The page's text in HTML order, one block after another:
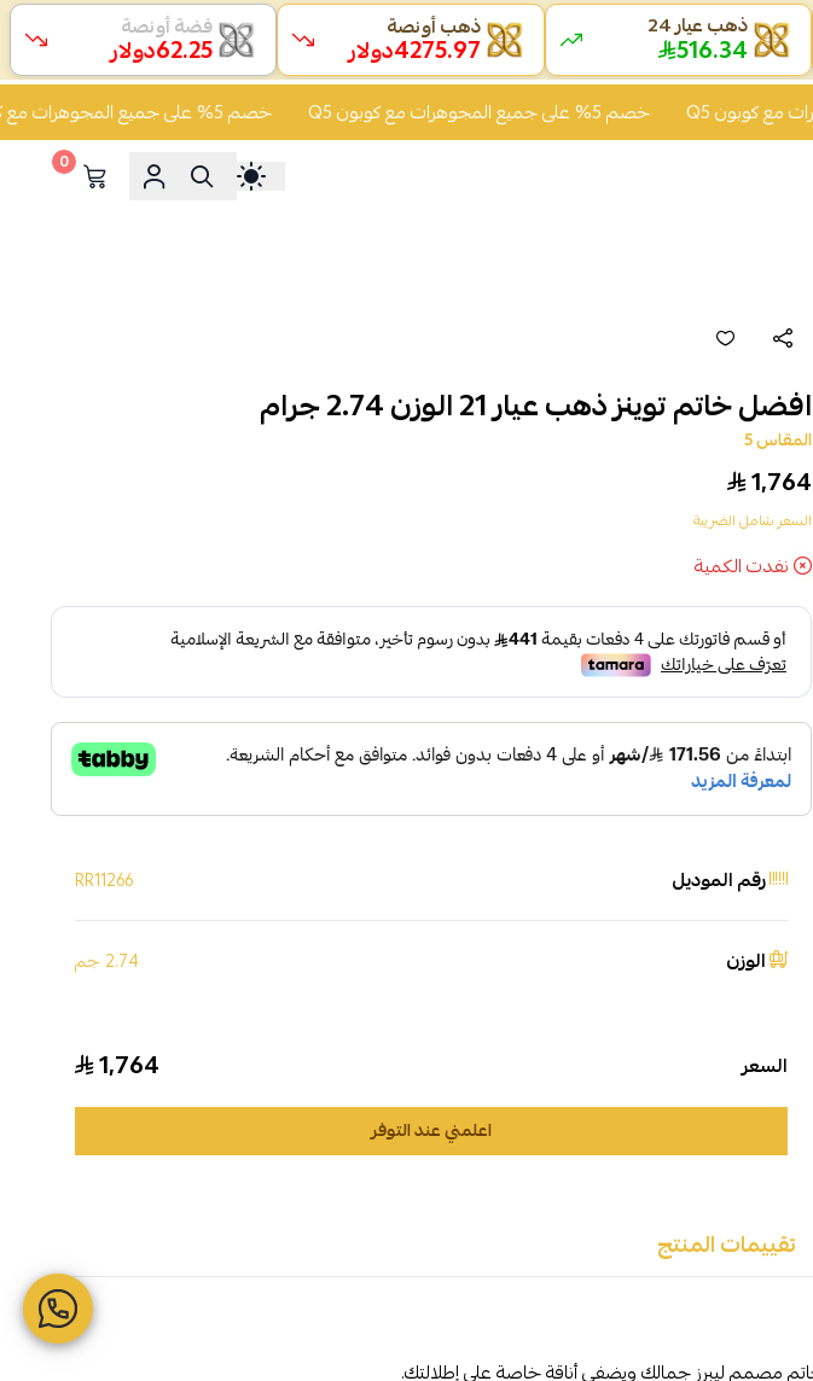
خصم 5% على جميع المجوهرات مع كوبون Q5 خصم 5% على جميع المجوهرات مع كوبون Q5
0
افضل خاتم توينز ذهب عيار 21 الوزن 2.74 جرام
المقاس 5
1,764
السعر شامل الضريبة
نفدت الكمية
رقم الموديل RR11266
الوزن 2.74 جم
السعر 1,764
اعلمني عند التوفر
تقييمات المنتج
ذهب عيار 24
516.34
ذهب أونصة
4275.97دولار
فضة أونصة
62.25دولار